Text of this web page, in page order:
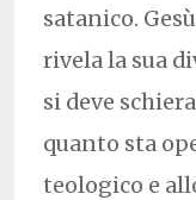
satanico.
rivela la sua
si deve
quanto sta
teologico e